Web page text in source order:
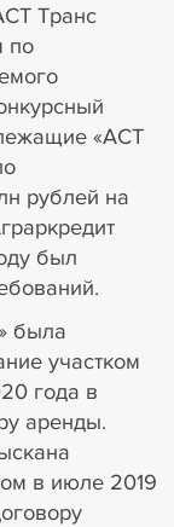
Транс
по
«АСТ
рублей на
был
была
участком
года в
аренды.
в июле 2019